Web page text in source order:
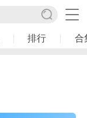
排行 合